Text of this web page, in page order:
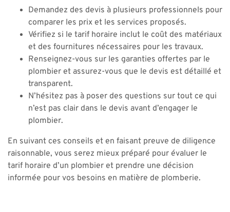
Demandez des devis à plusieurs professionnels pour
comparer les prix et les services proposés.
Vérifiez si le tarif horaire inclut le coût des matériaux
et des fournitures nécessaires pour les travaux.
Renseignez-vous sur les garanties offertes par le
plombier et assurez-vous que le devis est détaillé et
transparent.
N’hésitez pas à poser des questions sur tout ce qui
n’est pas clair dans le devis avant d’engager le
plombier.
En suivant ces conseils et en faisant preuve de diligence
raisonnable, vous serez mieux préparé pour évaluer le
tarif horaire d’un plombier et prendre une décision
informée pour vos besoins en matière de plomberie.